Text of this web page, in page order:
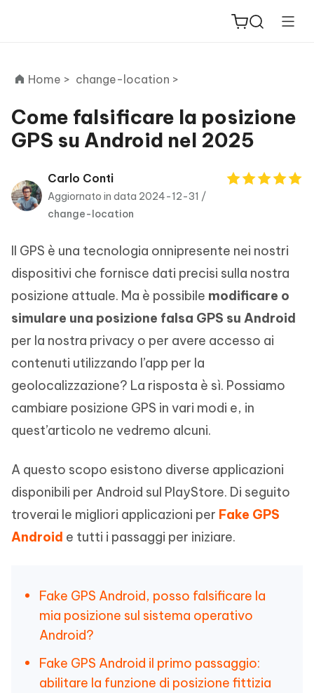
ReiBoot
PDNob
PDF
New
iAnyGo
Home > change-location >
Come falsificare la posizione
GPS su Android nel 2025
Carlo Conti
Aggiornato in data 2024-12-31 /
change-location
Il GPS è una tecnologia onnipresente nei nostri
dispositivi che fornisce dati precisi sulla nostra
posizione attuale. Ma è possibile modificare o
simulare una posizione falsa GPS su Android
per la nostra privacy o per avere accesso ai
contenuti utilizzando l’app per la
geolocalizzazione? La risposta è sì. Possiamo
cambiare posizione GPS in vari modi e, in
quest’articolo ne vedremo alcuni.
A questo scopo esistono diverse applicazioni
disponibili per Android sul PlayStore. Di seguito
troverai le migliori applicazioni per Fake GPS
Android e tutti i passaggi per iniziare.
Fake GPS Android, posso falsificare la
mia posizione sul sistema operativo
Android?
Fake GPS Android il primo passaggio:
abilitare la funzione di posizione fittizia